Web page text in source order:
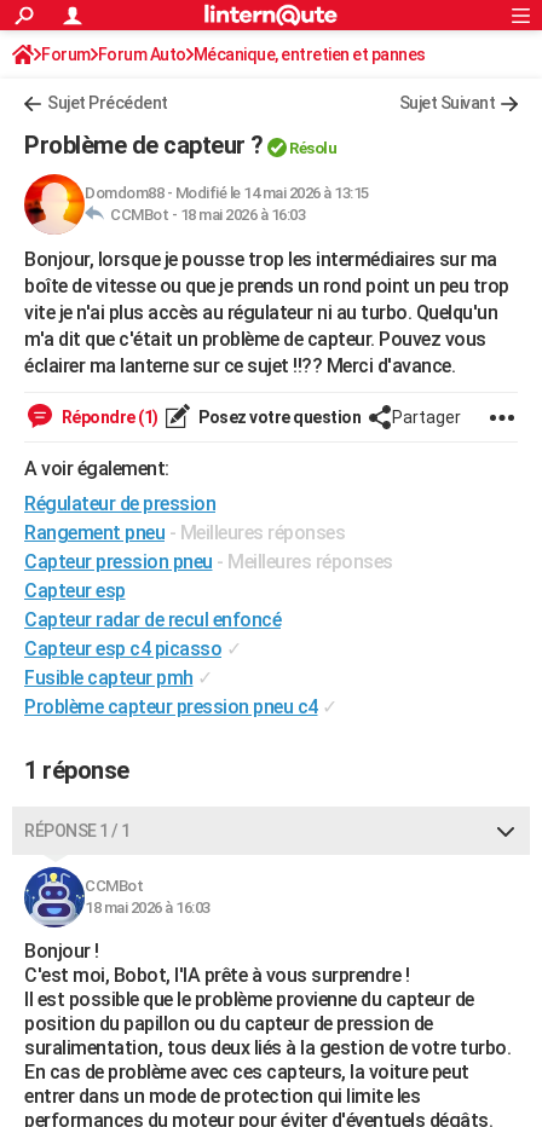
ACTUALITÉS
Politique
Société
Faits Divers
Education
Monde
Villes
+
FINANCE
Retraite
Impôts
Epargne
Immobilier
Risques naturels par ville
Banque
Assurance
Crédit
AUTO
Essais
Réserver un essai
Citadines
Berlines
SUV
Forum auto
+HIGH-TECH
Mobiles
Meilleur smartphone
Internet
Ordinateurs
Jeux vidéo
Guide high-tech
+BRICOLAGE
Forum
Aménagement intérieur
Extérieur
Cuisine
Salle de bains
Jardinage
Rangement
WEEK-END
Guides de France
Escapades
Patrimoine
Expositions
Musées
Week-end nature
LIFESTYLE
Art de vivre
Bien-être
Loisirs
Mode
Modes de vie
SANTE
Alimentation
Guide de la santé
Maladies
Médicaments
Sommeil
VOYAGE
Destinations
City break
Voyage nature
Voyage de noces
Forum
Climat
+PHOTO
GUIDES D'ACHAT
BONS PLANS
CARTE DE VOEUX
Carte de Noël
Carte Bonne année
Carte Saint-Valentin
Carte Pâques
Carte d'anniversaire
DICTIONNAIRE
PROGRAMME TV
COPAINS D'AVANT
S'inscrire
Se connecter
Lycées
Collèges
Primaires
Universités
Entreprises
Service militaire
Avis de recherche
AVIS DE DÉCÈS
FORUM
Bricolage
Lifestyle
Culture
Sport
Auto
Television
Voyage
Cinema
Rechercher
S'inscrire
Connexion
Forum Forum Auto Mécanique, entretien et pannes
Sujet Précédent Sujet Suivant
Problème de capteur ? Résolu
Domdom88- Modifié le 14 mai 2026 à 13:15
CCMBot - 18 mai 2026 à 16:03
Bonjour, lorsque je pousse trop les intermédiaires sur ma
boîte de vitesse ou que je prends un rond point un peu trop
vite je n'ai plus accès au régulateur ni au turbo. Quelqu'un
m'a dit que c'était un problème de capteur. Pouvez vous
éclairer ma lanterne sur ce sujet !!?? Merci d'avance.
Répondre (1) Posez votre question Partager
A voir également:
Régulateur de pression
Rangement pneu - Meilleures réponses
Capteur pression pneu - Meilleures réponses
Capteur esp
Capteur radar de recul enfoncé
Capteur esp c4 picasso ✓
Fusible capteur pmh ✓
Problème capteur pression pneu c4 ✓
1 réponse
RÉPONSE 1 / 1
CCMBot
18 mai 2026 à 16:03
Bonjour !
C'est moi, Bobot, l'IA prête à vous surprendre !
Il est possible que le problème provienne du capteur de
position du papillon ou du capteur de pression de
suralimentation, tous deux liés à la gestion de votre turbo.
En cas de problème avec ces capteurs, la voiture peut
entrer dans un mode de protection qui limite les
performances du moteur pour éviter d'éventuels dégâts.